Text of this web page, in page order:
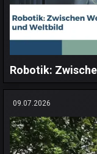
Robotik:
09.07.2026